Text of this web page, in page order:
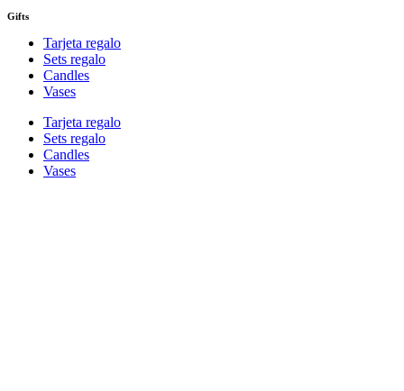
Gifts
Tarjeta regalo
Sets regalo
Candles
Vases
Tarjeta regalo
Sets regalo
Candles
Vases